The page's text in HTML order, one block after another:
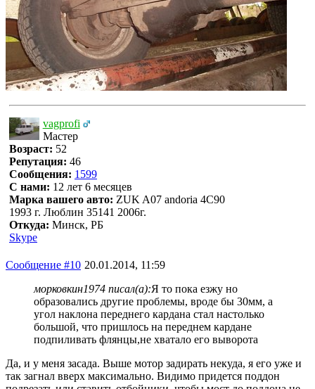
vagprofi
Мастер
Возраст: 52
Репутация: 46
Сообщения: 1599
С нами: 12 лет 6 месяцев
Марка вашего авто: ZUK A07 andoria 4C90
1993 г. Люблин 35141 2006г.
Откуда: Минск, РБ
Skype
Сообщение #10 20.01.2014, 11:59
морковкин1974 писал(а):Я то пока езжу но
образовались другие проблемы, вроде бы 30мм, а
угол наклона переднего кардана стал настолько
большой, что пришлось на переднем кардане
подпиливать флянцы,не хватало его выворота
Да, и у меня засада. Выше мотор задирать некуда, я его уже и
так загнал вверх максимально. Видимо придется поддон